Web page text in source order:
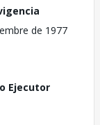
de 1977
Ejecutor